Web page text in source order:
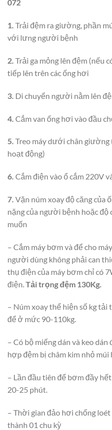
072
1. Trải đệm ra giường, phần
với lưng người bệnh
2. Trải ga mỏng lên đệm (nếu
tiếp lên trên các ống hơi
3. Di chuyển người nằm lên
4. Cắm van ống hơi vào đầu
5. Treo máy dưới chân giường
hoạt động)
6. Cắm điện vào ổ cắm 220V
7. Vặn núm xoay độ căng của
nặng của người bệnh hoặc
muốn
– Cắm máy bơm và để cho
người dùng không phải can
thụ điện của máy bơm chỉ có
điện. Tải trọng đệm 130Kg.
– Núm xoay thể hiện số kg
để ở mức 90-110kg.
– Có bộ miếng dán và keo
hợp đệm bị châm kim nhỏ múi
– Lần đầu tiên để bơm đầy
20-25 phút.
– Thời gian đảo hơi chống
thành 01 chu kỳ